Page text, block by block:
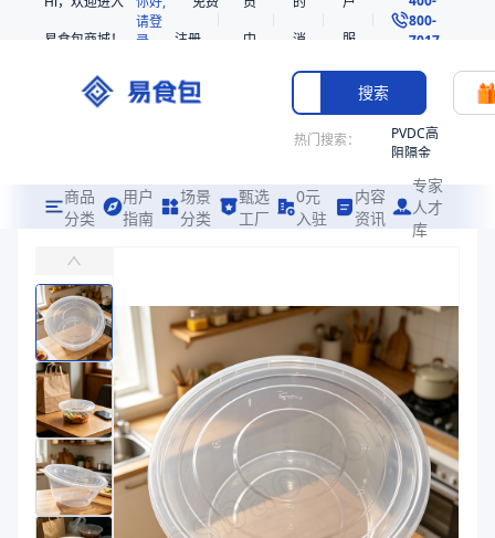
易食包商城！
请登
录
注册
中
消
息
服
务
800-
7017
搜索
热门搜索：
PVDC高
阻隔金
共挤热
收缩袋
共挤热
收缩袋
221360
221330
烤箱袋
SE53
热收缩
袋
拉伸膜
商品
分类
用户
指南
场景
分类
甄选
工厂
0元
入驻
内容
资讯
专家
人才
库
主要适用于餐厅酸菜鱼、龙虾、烤鱼、香辣蟹；
易食包（EPAK）专注于PP带盖圆盘碗2400106包装，提供详尽的规格
产品卖点：耐温性、安全性高、可定制刻印
应用场景：主要适用于餐厅酸菜鱼、龙虾、烤鱼、香辣蟹；
价格：￥0.76
商品参数
商品分类
打包碗
主要材质
PP
直径（mm）
240